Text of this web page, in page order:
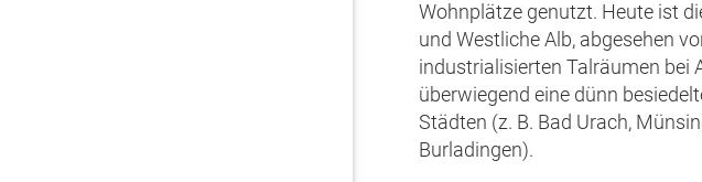
Wohnplätze genutzt. Heute ist
und Westliche Alb, abgesehen
industrialisierten Talräumen bei
überwiegend eine dünn
Städten (z. B. Bad Urach,
Burladingen).